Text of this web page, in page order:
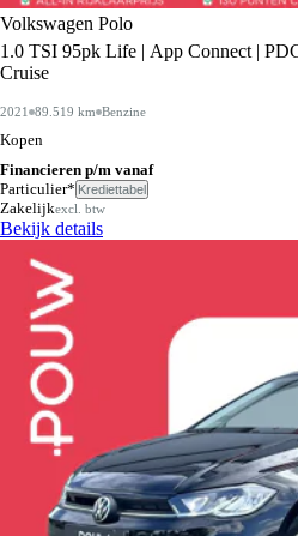
Volkswagen Polo
1.0 TSI 95pk Life | App Connect |
Cruise
2021 89.519 km Benzine
Kopen
Financieren p/m vanaf
Particulier* Krediettabel
Zakelijkexcl. btw
Bekijk details